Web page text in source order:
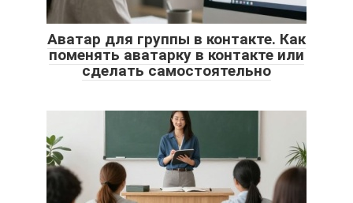
Аватар для группы в контакте. Как
поменять аватарку в контакте или
сделать самостоятельно